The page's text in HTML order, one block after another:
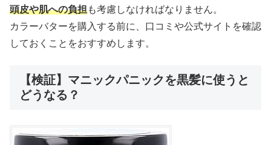
頭皮や肌への負担も考慮しなければなりません。
カラーバターを購入する前に、口コミや公式サイトを確認
しておくことをおすすめします。
【検証】マニックパニックを黒髪に使うと
どうなる？